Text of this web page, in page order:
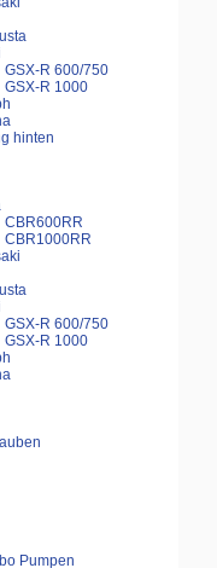
GSX-R 600/750
GSX-R 1000
hinten
CBR600RR
CBR1000RR
GSX-R 600/750
GSX-R 1000
Pumpen